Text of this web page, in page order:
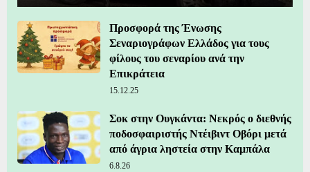
Προσφορά της Ένωσης
Σεναριογράφων Ελλάδος για τους
φίλους του σεναρίου ανά την
Επικράτεια
15.12.25
Σοκ στην Ουγκάντα: Νεκρός ο διεθνής
ποδοσφαιριστής Ντέιβιντ Οβόρι μετά
από άγρια ληστεία στην Καμπάλα
6.8.26